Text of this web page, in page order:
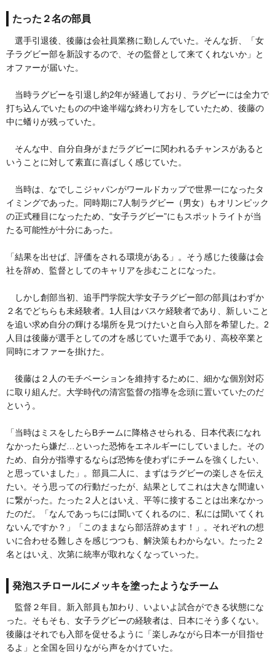
たった２名の部員
選手引退後、後藤は会社員業務に勤しんでいた。そんな折、「女
子ラグビー部を新設するので、その監督として来てくれないか」と
オファーが届いた。
当時ラグビーを引退し約2年が経過しており、ラグビーには全力で
打ち込んでいたものの中途半端な終わり方をしていたため、後藤の
中に蟠りが残っていた。
そんな中、自分自身がまだラグビーに関われるチャンスがあると
いうことに対して素直に喜ばしく感じていた。
当時は、なでしこジャパンがワールドカップで世界一になったタ
イミングであった。同時期に7人制ラグビー（男女）もオリンピック
の正式種目になったため、“女子ラグビー”にもスポットライトが当
たる可能性が十分にあった。
「結果を出せば、評価をされる環境がある」。そう感じた後藤は会
社を辞め、監督としてのキャリアを歩むことになった。
しかし創部当初、追手門学院大学女子ラグビー部の部員はわずか
２名でどちらも未経験者。1人目はバスケ経験者であり、新しいこと
を追い求め自分の輝ける場所を見つけたいと自ら入部を希望した。2
人目は後藤が選手としての才を感じていた選手であり、高校卒業と
同時にオファーを掛けた。
後藤は２人のモチベーションを維持するために、細かな個別対応
に取り組んだ。大学時代の清宮監督の指導を念頭に置いていたのだ
という。
「当時はミスをしたらBチームに降格させられる、日本代表になれ
なかったら嫌だ…といった恐怖をエネルギーにしていました。その
ため、自分が指導するならば恐怖を使わずにチームを強くしたい、
と思っていました」。部員二人に、まずはラグビーの楽しさを伝え
たい。そう思っての行動だったが、結果としてこれは大きな間違い
に繋がった。たった２人とはいえ、平等に接することは出来なかっ
たのだ。「なんであっちには聞いてくれるのに、私には聞いてくれ
ないんですか？」「このままなら部活辞めます！」。それぞれの想
いに合わせる難しさを感じつつも、解決策もわからない。たった２
名とはいえ、次第に統率が取れなくなっていった。
発泡スチロールにメッキを塗ったようなチーム
監督２年目。新入部員も加わり、いよいよ試合ができる状態にな
った。そもそも、女子ラグビーの経験者は、日本にそう多くない。
後藤はそれでも入部を促せるように「楽しみながら日本一が目指せ
るよ」と全国を回りながら声をかけていた。